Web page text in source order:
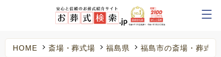
HOME 斎場・葬式場 福島県 福島市の斎場・葬式場